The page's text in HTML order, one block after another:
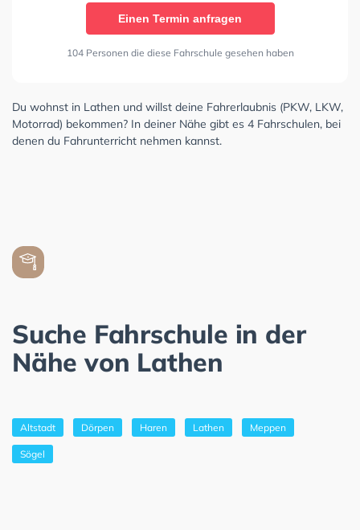
Einen Termin anfragen
104 Personen die diese Fahrschule gesehen haben
Du wohnst in Lathen und willst deine Fahrerlaubnis (PKW, LKW,
Motorrad) bekommen? In deiner Nähe gibt es 4 Fahrschulen, bei
denen du Fahrunterricht nehmen kannst.
Suche Fahrschule in der
Nähe von Lathen
Altstadt Dörpen Haren Lathen Meppen
Sögel